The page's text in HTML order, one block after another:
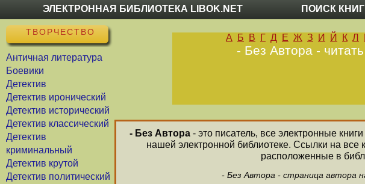
ЭЛЕКТРОННАЯ БИБЛИОТЕКА LIBOK.NET ПОИСК КНИГ
ТВОРЧЕСТВО
Античная литература
Боевики
Детектив
Детектив иронический
Детектив исторический
Детектив классический
Детектив
криминальный
Детектив крутой
Детектив политический
А Б В Г Д Е Ж З И Й К Л
- Без Автора -
- Без Автора - это писатель, все электронные
нашей электронной библиотеке. Ссылки на
расположенные в
- Без Автора - страница автора